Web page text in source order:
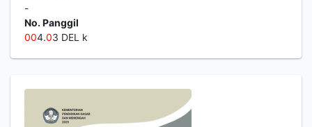
-
No. Panggil
004.03 DEL k